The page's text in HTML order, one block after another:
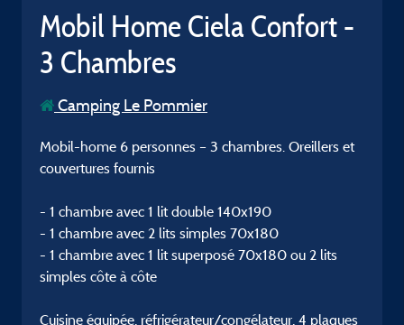
Mobil Home Ciela Confort -
3 Chambres
Camping Le Pommier
Mobil-home 6 personnes – 3 chambres. Oreillers et
couvertures fournis
- 1 chambre avec 1 lit double 140x190
- 1 chambre avec 2 lits simples 70x180
- 1 chambre avec 1 lit superposé 70x180 ou 2 lits
simples côte à côte
Cuisine équipée, réfrigérateur/congélateur, 4 plaques